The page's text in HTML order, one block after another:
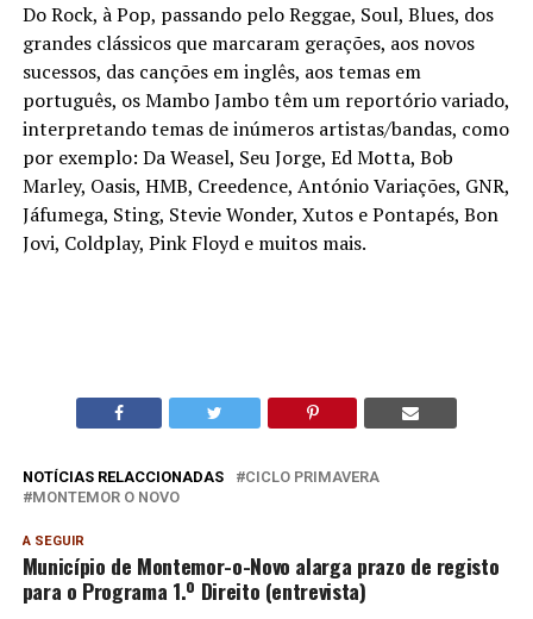
Do Rock, à Pop, passando pelo Reggae, Soul, Blues, dos
grandes clássicos que marcaram gerações, aos novos
sucessos, das canções em inglês, aos temas em
português, os Mambo Jambo têm um reportório variado,
interpretando temas de inúmeros artistas/bandas, como
por exemplo: Da Weasel, Seu Jorge, Ed Motta, Bob
Marley, Oasis, HMB, Creedence, António Variações, GNR,
Jáfumega, Sting, Stevie Wonder, Xutos e Pontapés, Bon
Jovi, Coldplay, Pink Floyd e muitos mais.
NOTÍCIAS RELACCIONADAS
CICLO PRIMAVERA
MONTEMOR O NOVO
A SEGUIR
Município de Montemor-o-Novo alarga prazo de registo
para o Programa 1.º Direito (entrevista)